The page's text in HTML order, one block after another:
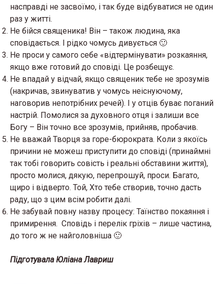
насправді не засвоїмо, і так буде відбуватися не один
раз у житті.
Не бійся священика! Він – також людина, яка
сповідається. І рідко чомусь дивується 🙂
Не проси у самого себе «відтермінувати» розкаяння,
якщо вже готовий до сповіді. Це розбещує.
Не впадай у відчай, якщо священик тебе не зрозумів
(накричав, звинуватив у чомусь неіснуючому,
наговорив непотрібних речей). І у отців буває поганий
настрій. Помолися за духовного отця і залиши все
Богу – Він точно все зрозумів, прийняв, пробачив.
Не вважай Творця за горе-бюрократа. Коли з якоїсь
причини не можеш приступити до сповіді (принаймні
так тобі говорить совість і реальні обставини життя),
просто молися, дякую, перепрошуй, проси. Багато,
щиро і відверто. Той, Хто тебе створив, точно дасть
раду, що з цим всім робити далі.
Не забувай повну назву процесу: Таїнство покаяння і
примирення. Сповідь і перелік гріхів – лише частина,
до того ж не найголовніша 🙂
Підготувала Юліана Лавриш